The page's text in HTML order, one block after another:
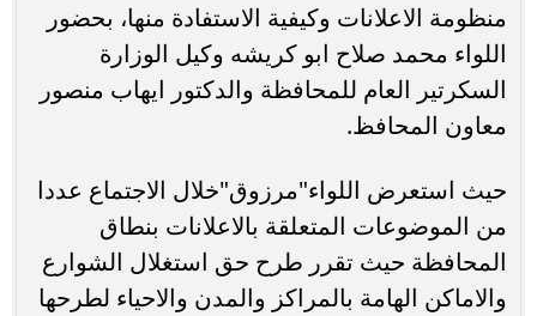
منظومة الاعلانات وكيفية الاستفادة منها، بحضور
اللواء محمد صلاح ابو كريشه وكيل الوزارة
السكرتير العام للمحافظة والدكتور ايهاب منصور
معاون المحافظ.
حيث استعرض اللواء"مرزوق"خلال الاجتماع عددا
من الموضوعات المتعلقة بالاعلانات بنطاق
المحافظة حيث تقرر طرح حق استغلال الشوارع
والاماكن الهامة بالمراكز والمدن والاحياء لطرحها